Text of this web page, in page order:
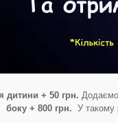
дитини + 50 грн.
боку + 800 грн. У такому